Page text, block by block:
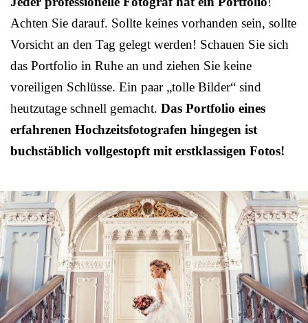
Achten Sie darauf. Sollte keines vorhanden sein, sollte
Vorsicht an den Tag gelegt werden! Schauen Sie sich
das Portfolio in Ruhe an und ziehen Sie keine
voreiligen Schlüsse. Ein paar „tolle Bilder“ sind
heutzutage schnell gemacht. Das Portfolio eines
erfahrenen Hochzeitsfotografen hingegen ist
buchstäblich vollgestopft mit erstklassigen Fotos!